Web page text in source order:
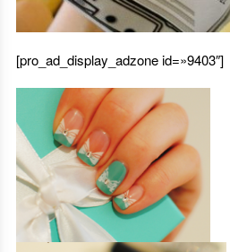
[pro_ad_display_adzone id=»9403″]